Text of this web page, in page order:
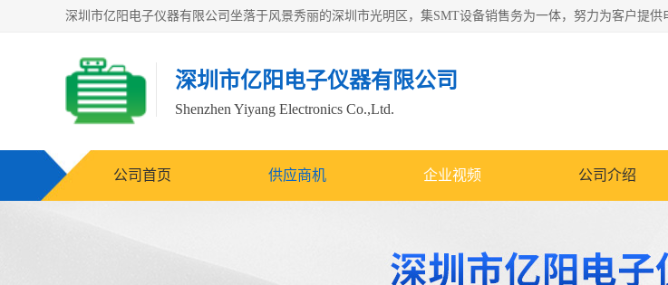
深圳市亿阳电子仪器有限公司
Shenzhen Yiyang Electronics Co.,Ltd.
公司首页 供应商机 企业视频 公司介绍